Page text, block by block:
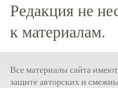
Редакция не
к материалам.
Все материалы сайта
защите авторских и